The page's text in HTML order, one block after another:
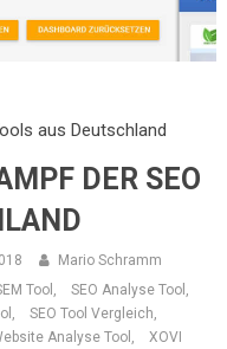
aus Deutschland
DER SEO
Mario Schramm
Tool SEO Analyse Tool
SEO Tool Vergleich
Analyse Tool XOVI